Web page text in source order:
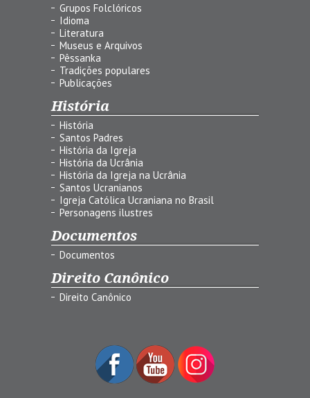
Grupos Folclóricos
Idioma
Literatura
Museus e Arquivos
Pêssanka
Tradições populares
Publicações
História
História
Santos Padres
História da Igreja
História da Ucrânia
História da Igreja na Ucrânia
Santos Ucranianos
Igreja Católica Ucraniana no Brasil
Personagens ilustres
Documentos
Documentos
Direito Canônico
Direito Canônico